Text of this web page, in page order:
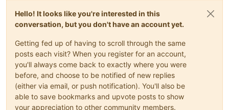
Hello! It looks like you're interested in this
conversation, but you don't have an account yet.
Getting fed up of having to scroll through the same
posts each visit? When you register for an account,
you'll always come back to exactly where you were
before, and choose to be notified of new replies
(either via email, or push notification). You'll also be
able to save bookmarks and upvote posts to show
your appreciation to other community members.